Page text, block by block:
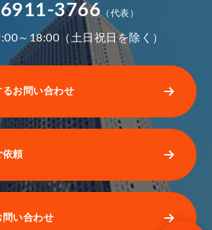
3766（代表）
～18:00（土日祝日を除く）
お問い合わせ
依頼
い合わせ